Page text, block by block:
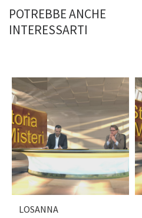
POTREBBE ANCHE
INTERESSARTI
LOSANNA